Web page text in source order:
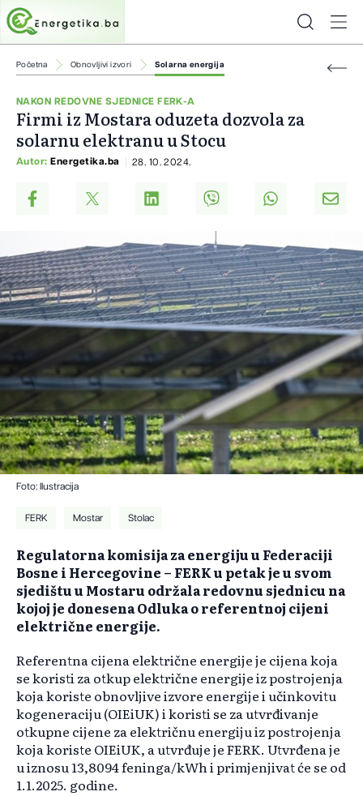
Početna Obnovljivi izvori Solarna energija
NAKON REDOVNE SJEDNICE FERK-A
Firmi iz Mostara oduzeta dozvola za
solarnu elektranu u Stocu
Autor: Energetika.ba 28. 10. 2024.
Foto: Ilustracija
FERK Mostar Stolac
Regulatorna komisija za energiju u Federaciji
Bosne i Hercegovine – FERK u petak je u svom
sjedištu u Mostaru održala redovnu sjednicu na
kojoj je donesena Odluka o referentnoj cijeni
električne energije.
Referentna cijena električne energije je cijena koja
se koristi za otkup električne energije iz postrojenja
koja koriste obnovljive izvore energije i učinkovitu
kogeneraciju (OIEiUK) i koristi se za utvrđivanje
otkupne cijene za električnu energiju iz postrojenja
koja koriste OIEiUK, a utvrđuje je FERK. Utvrđena je
u iznosu 13,8094 feninga/kWh i primjenjivat će se od
1.1.2025. godine.